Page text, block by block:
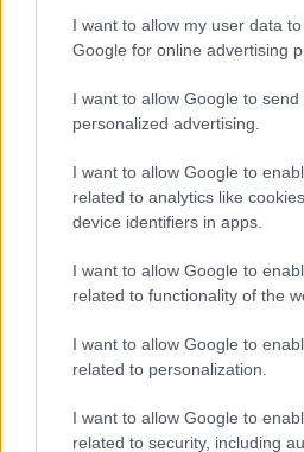
I want to allow my user data
Google for online advertising
I want to allow Google to send
personalized advertising.
I want to allow Google to
related to analytics like
device identifiers in apps.
I want to allow Google to
related to functionality of the
I want to allow Google to
related to personalization.
I want to allow Google to
related to security, including